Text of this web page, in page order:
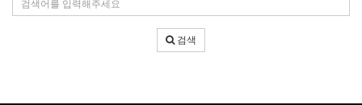
색
어
입
검색